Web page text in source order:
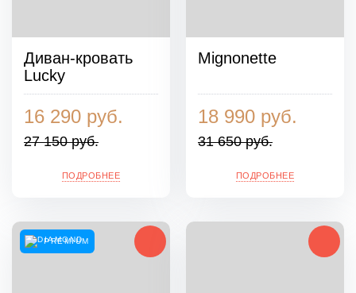
Диван-кровать
Lucky
16 290 руб.
27 150 руб.
ПОДРОБНЕЕ
Mignonette
18 990 руб.
31 650 руб.
ПОДРОБНЕЕ
PREMIUM